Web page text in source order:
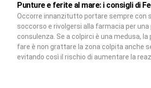
Punture e ferite al mare: i consigli di
Occorre innanzitutto portare sempre con
soccorso e rivolgersi alla farmacia per una
consulenza. Se a colpirci è una medusa, la
fare è non grattare la zona colpita anche
evitando così il rischio di aumentare la